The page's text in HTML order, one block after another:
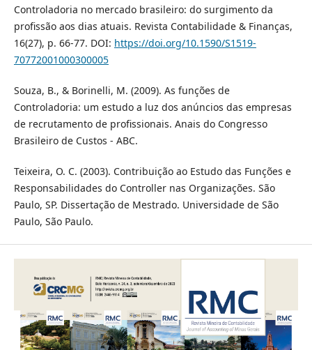
Controladoria no mercado brasileiro: do surgimento da
profissão aos dias atuais. Revista Contabilidade & Finanças,
16(27), p. 66-77. DOI: https://doi.org/10.1590/S1519-
70772001000300005
Souza, B., & Borinelli, M. (2009). As funções de
Controladoria: um estudo a luz dos anúncios das empresas
de recrutamento de profissionais. Anais do Congresso
Brasileiro de Custos - ABC.
Teixeira, O. C. (2003). Contribuição ao Estudo das Funções e
Responsabilidades do Controller nas Organizações. São
Paulo, SP. Dissertação de Mestrado. Universidade de São
Paulo, São Paulo.